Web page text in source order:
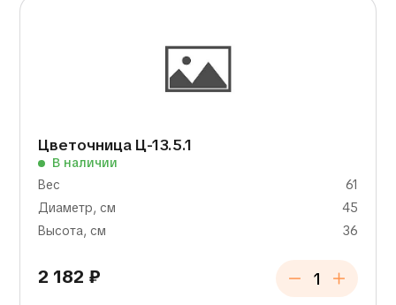
Цветочница Ц-13.5.1
В наличии
Вес
61
Диаметр, см
45
Высота, см
36
2 182 ₽